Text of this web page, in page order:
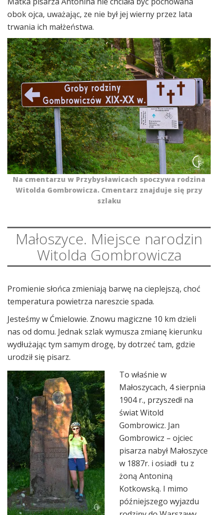
obok ojca, uważając, ze nie był jej wierny przez lata
trwania ich małżeństwa.
Na cmentarzu w Przybysławicach spoczywa rodzina
Witolda Gombrowicza. Cmentarz znajduje się przy
szlaku
Małoszyce. Miejsce narodzin
Witolda Gombrowicza
Promienie słońca zmieniają barwę na cieplejszą, choć
temperatura powietrza nareszcie spada.
Jesteśmy w Ćmielowie. Znowu magiczne 10 km dzieli
nas od domu. Jednak szlak wymusza zmianę kierunku
wydłużając tym samym drogę, by dotrzeć tam, gdzie
urodził się pisarz.
To właśnie w
Małoszycach, 4 sierpnia
1904 r., przyszedł na
świat Witold
Gombrowicz. Jan
Gombrowicz – ojciec
pisarza nabył Małoszyce
w 1887r. i osiadł tu z
żoną Antoniną
Kotkowską. I mimo
późniejszego wyjazdu